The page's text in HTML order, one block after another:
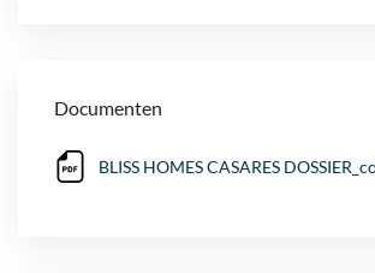
Documenten
BLISS HOMES CASARES